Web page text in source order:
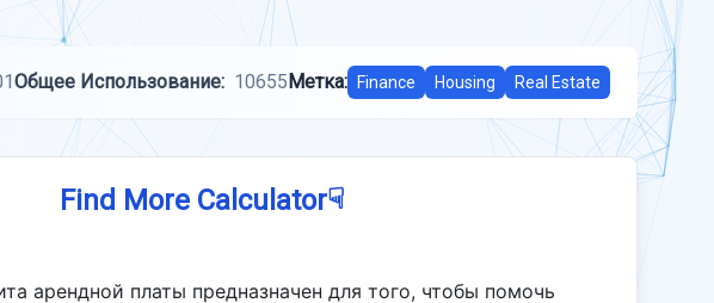
Общее Использование: 10655Метка: Finance Housing Real Estate
Find More Calculator☟
арендной платы предназначен для того, чтобы помочь